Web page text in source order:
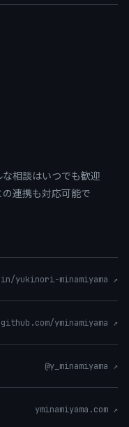
相談はいつでも歓迎
連携も対応可能で
yukinori-minamiyama ↗
github.com/yminamiyama ↗
@y_minamiyama ↗
yminamiyama.com ↗